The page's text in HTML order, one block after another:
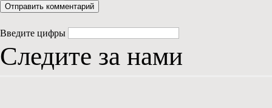
Введите цифры
Следите за нами